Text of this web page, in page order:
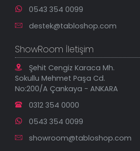
0543 354 0099
destek@tabloshop.com
ShowRoom İletişim
Şehit Cengiz Karaca Mh.
Sokullu Mehmet Paşa Cd.
No:200/A Çankaya - ANKARA
0312 354 0000
0543 354 0099
showroom@tabloshop.com